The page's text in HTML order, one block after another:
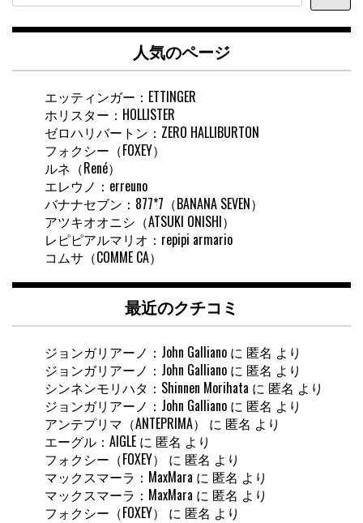
内
索
人気のページ
エッティンガー：ETTINGER
ホリスター：HOLLISTER
ゼロハリバートン：ZERO HALLIBURTON
フォクシー（FOXEY）
ルネ（René）
エレウノ：erreuno
バナナセブン：877*7（BANANA SEVEN）
アツキオオニシ（ATSUKI ONISHI）
レピピアルマリオ：repipi armario
コムサ（COMME CA）
最近のクチコミ
ジョンガリアーノ：John Galliano に 匿名 より
ジョンガリアーノ：John Galliano に 匿名 より
シンネンモリハタ：Shinnen Morihata に 匿名 より
ジョンガリアーノ：John Galliano に 匿名 より
アンテプリマ（ANTEPRIMA）
に 匿名 より
エーグル：AIGLE に 匿名 より
フォクシー（FOXEY）
に 匿名 より
マックスマーラ：MaxMara に 匿名 より
マックスマーラ：MaxMara に 匿名 より
フォクシー（FOXEY）
に 匿名 より